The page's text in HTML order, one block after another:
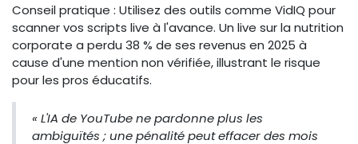
Conseil pratique : Utilisez des outils comme VidIQ pour
scanner vos scripts live à l'avance. Un live sur la nutrition
corporate a perdu 38 % de ses revenus en 2025 à
cause d'une mention non vérifiée, illustrant le risque
pour les pros éducatifs.
« L'IA de YouTube ne pardonne plus les
ambiguïtés ; une pénalité peut effacer des mois